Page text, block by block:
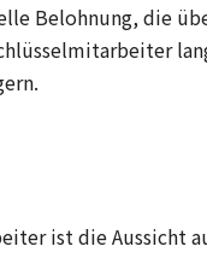
Belohnung, die
ist die Aussicht